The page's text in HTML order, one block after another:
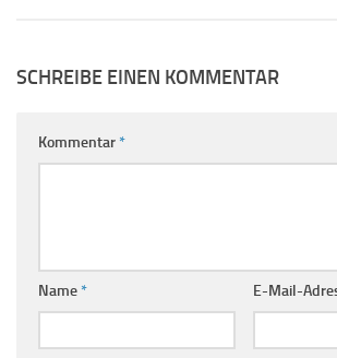
SCHREIBE EINEN KOMMENTAR
Kommentar*
Name* E-Mail-